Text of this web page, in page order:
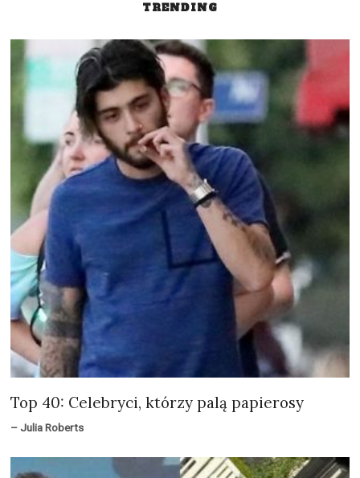
TRENDING
Top 40: Celebryci, którzy palą papierosy
– Julia Roberts